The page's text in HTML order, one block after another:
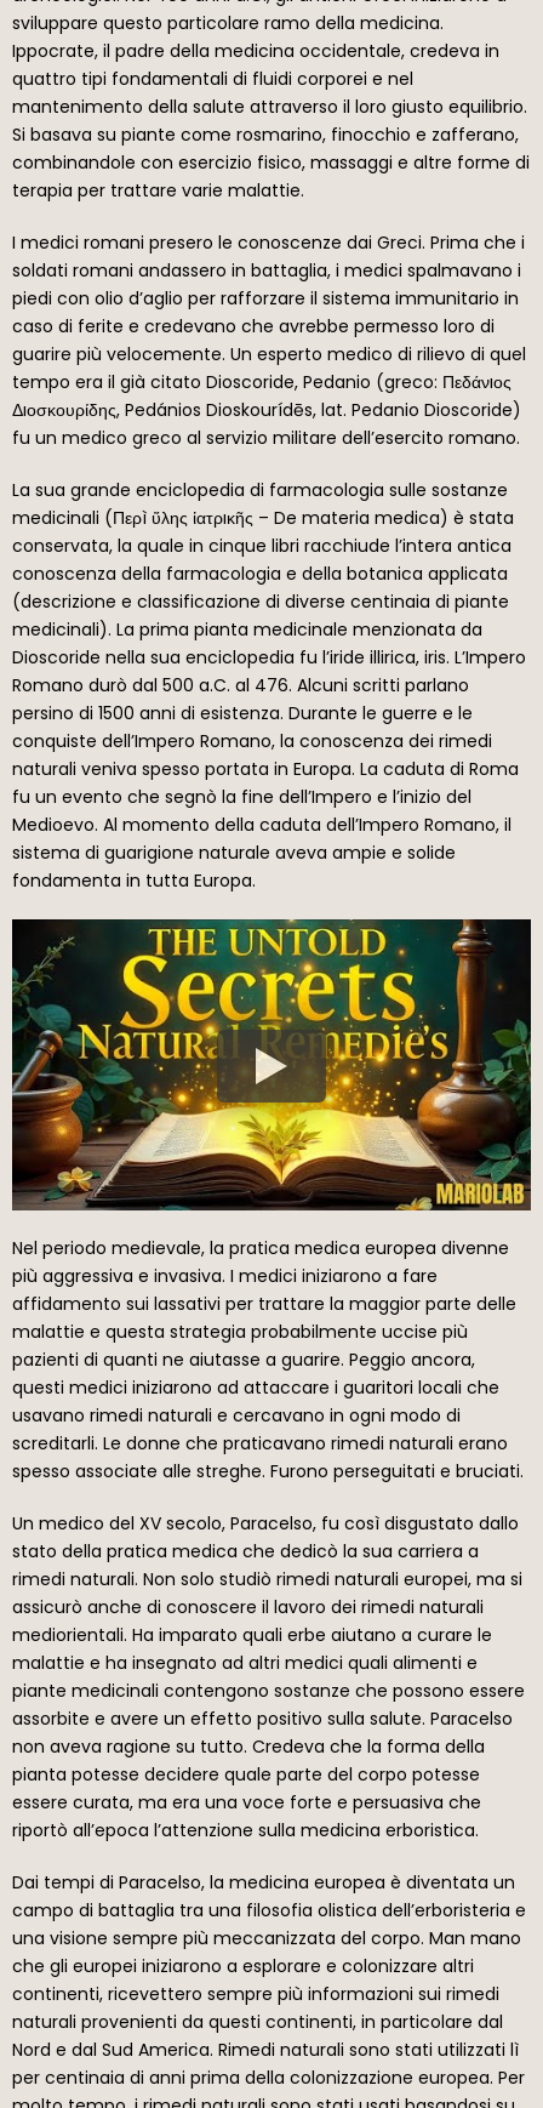
sviluppare questo particolare ramo della medicina.
Ippocrate, il padre della medicina occidentale, credeva in
quattro tipi fondamentali di fluidi corporei e nel
mantenimento della salute attraverso il loro giusto equilibrio.
Si basava su piante come rosmarino, finocchio e zafferano,
combinandole con esercizio fisico, massaggi e altre forme di
terapia per trattare varie malattie.
I medici romani presero le conoscenze dai Greci. Prima che i
soldati romani andassero in battaglia, i medici spalmavano i
piedi con olio d’aglio per rafforzare il sistema immunitario in
caso di ferite e credevano che avrebbe permesso loro di
guarire più velocemente. Un esperto medico di rilievo di quel
tempo era il già citato Dioscoride, Pedanio (greco: Πεδάνıος
Δıοσκουρίδης, Pedánios Dioskourídēs, lat. Pedanio Dioscoride)
fu un medico greco al servizio militare dell’esercito romano.
La sua grande enciclopedia di farmacologia sulle sostanze
medicinali (Περì ὕλης ἰατρıκῆς – De materia medica) è stata
conservata, la quale in cinque libri racchiude l’intera antica
conoscenza della farmacologia e della botanica applicata
(descrizione e classificazione di diverse centinaia di piante
medicinali). La prima pianta medicinale menzionata da
Dioscoride nella sua enciclopedia fu l’iride illirica, iris. L’Impero
Romano durò dal 500 a.C. al 476. Alcuni scritti parlano
persino di 1500 anni di esistenza. Durante le guerre e le
conquiste dell’Impero Romano, la conoscenza dei rimedi
naturali veniva spesso portata in Europa. La caduta di Roma
fu un evento che segnò la fine dell’Impero e l’inizio del
Medioevo. Al momento della caduta dell’Impero Romano, il
sistema di guarigione naturale aveva ampie e solide
fondamenta in tutta Europa.
Nel periodo medievale, la pratica medica europea divenne
più aggressiva e invasiva. I medici iniziarono a fare
affidamento sui lassativi per trattare la maggior parte delle
malattie e questa strategia probabilmente uccise più
pazienti di quanti ne aiutasse a guarire. Peggio ancora,
questi medici iniziarono ad attaccare i guaritori locali che
usavano rimedi naturali e cercavano in ogni modo di
screditarli. Le donne che praticavano rimedi naturali erano
spesso associate alle streghe. Furono perseguitati e bruciati.
Un medico del XV secolo, Paracelso, fu così disgustato dallo
stato della pratica medica che dedicò la sua carriera a
rimedi naturali. Non solo studiò rimedi naturali europei, ma si
assicurò anche di conoscere il lavoro dei rimedi naturali
mediorientali. Ha imparato quali erbe aiutano a curare le
malattie e ha insegnato ad altri medici quali alimenti e
piante medicinali contengono sostanze che possono essere
assorbite e avere un effetto positivo sulla salute. Paracelso
non aveva ragione su tutto. Credeva che la forma della
pianta potesse decidere quale parte del corpo potesse
essere curata, ma era una voce forte e persuasiva che
riportò all’epoca l’attenzione sulla medicina erboristica.
Dai tempi di Paracelso, la medicina europea è diventata un
campo di battaglia tra una filosofia olistica dell’erboristeria e
una visione sempre più meccanizzata del corpo. Man mano
che gli europei iniziarono a esplorare e colonizzare altri
continenti, ricevettero sempre più informazioni sui rimedi
naturali provenienti da questi continenti, in particolare dal
Nord e dal Sud America. Rimedi naturali sono stati utilizzati lì
per centinaia di anni prima della colonizzazione europea. Per